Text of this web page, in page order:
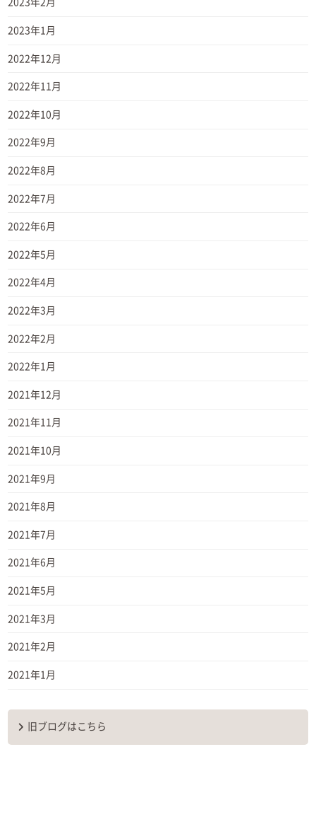
2023年2月
2023年1月
2022年12月
2022年11月
2022年10月
2022年9月
2022年8月
2022年7月
2022年6月
2022年5月
2022年4月
2022年3月
2022年2月
2022年1月
2021年12月
2021年11月
2021年10月
2021年9月
2021年8月
2021年7月
2021年6月
2021年5月
2021年3月
2021年2月
2021年1月
旧ブログはこちら